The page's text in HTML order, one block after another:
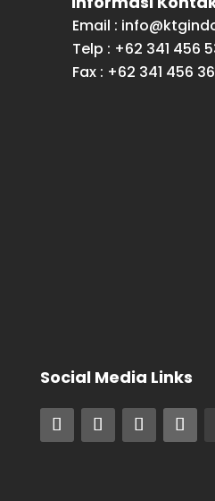
Email :
Telp : +62 341 456
Fax : +62 341 456
Social Media Links